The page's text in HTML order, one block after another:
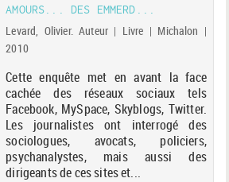
AMOURS... DES EMMERD...
Levard, Olivier. Auteur | Livre | Michalon |
2010
Cette enquête met en avant la face
cachée des réseaux sociaux tels
Facebook, MySpace, Skyblogs, Twitter.
Les journalistes ont interrogé des
sociologues, avocats, policiers,
psychanalystes, mais aussi des
dirigeants de ces sites et...